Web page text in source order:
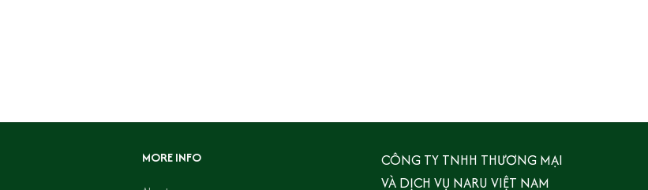
MORE INFO
CÔNG TY TNHH THƯƠNG MẠI
VÀ DỊCH VỤ NARU VIỆT NAM